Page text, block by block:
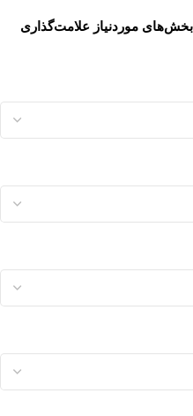
بخش‌های موردنیاز علامت‌گذاری